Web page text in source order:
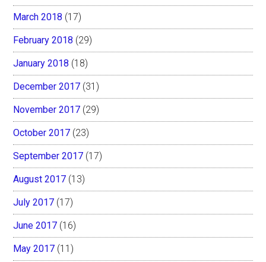
March 2018 (17)
February 2018 (29)
January 2018 (18)
December 2017 (31)
November 2017 (29)
October 2017 (23)
September 2017 (17)
August 2017 (13)
July 2017 (17)
June 2017 (16)
May 2017 (11)